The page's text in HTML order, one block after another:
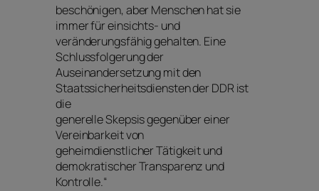
beschönigen, aber Menschen hat sie
immer für einsichts- und
veränderungsfähig gehalten. Eine
Schlussfolgerung der
Auseinandersetzung mit den
Staatssicherheitsdiensten der DDR ist
die
generelle Skepsis gegenüber einer
Vereinbarkeit von
geheimdienstlicher Tätigkeit und
demokratischer Transparenz und
Kontrolle.“